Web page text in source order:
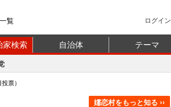
覧 ログイン
家検索 自治体 テーマ
票）
嬬恋村をもっと知る ››